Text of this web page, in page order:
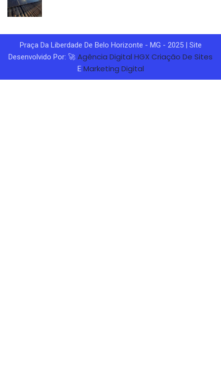
Praça Da Liberdade De Belo Horizonte - MG - 2025 | Site
Desenvolvido Por: 🚀 Agência Digital HGXCriação De Sites
E Marketing Digital